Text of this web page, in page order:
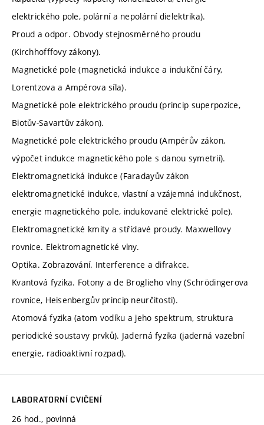
elektrického pole, polární a nepolární dielektrika).
Proud a odpor. Obvody stejnosměrného proudu
(Kirchhofffovy zákony).
Magnetické pole (magnetická indukce a indukční čáry,
Lorentzova a Ampérova síla).
Magnetické pole elektrického proudu (princip superpozice,
Biotův-Savartův zákon).
Magnetické pole elektrického proudu (Ampérův zákon,
výpočet indukce magnetického pole s danou symetrií).
Elektromagnetická indukce (Faradayův zákon
elektromagnetické indukce, vlastní a vzájemná indukčnost,
energie magnetického pole, indukované elektrické pole).
Elektromagnetické kmity a střídavé proudy. Maxwellovy
rovnice. Elektromagnetické vlny.
Optika. Zobrazování. Interference a difrakce.
Kvantová fyzika. Fotony a de Broglieho vlny (Schrödingerova
rovnice, Heisenbergův princip neurčitosti).
Atomová fyzika (atom vodíku a jeho spektrum, struktura
periodické soustavy prvků). Jaderná fyzika (jaderná vazební
energie, radioaktivní rozpad).
LABORATORNÍ CVIČENÍ
26 hod., povinná